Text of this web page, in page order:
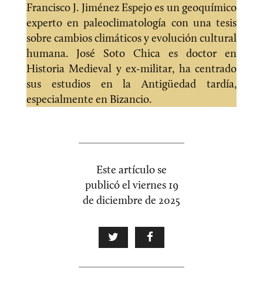
Francisco J. Jiménez Espejo es un geoquímico
experto en paleoclimatología con una tesis
sobre cambios climáticos y evolución cultural
humana. José Soto Chica es doctor en
Historia Medieval y ex-militar, ha centrado
sus estudios en la Antigüedad tardía,
especialmente en Bizancio.
Este artículo se
publicó elviernes 19
de diciembre de 2025